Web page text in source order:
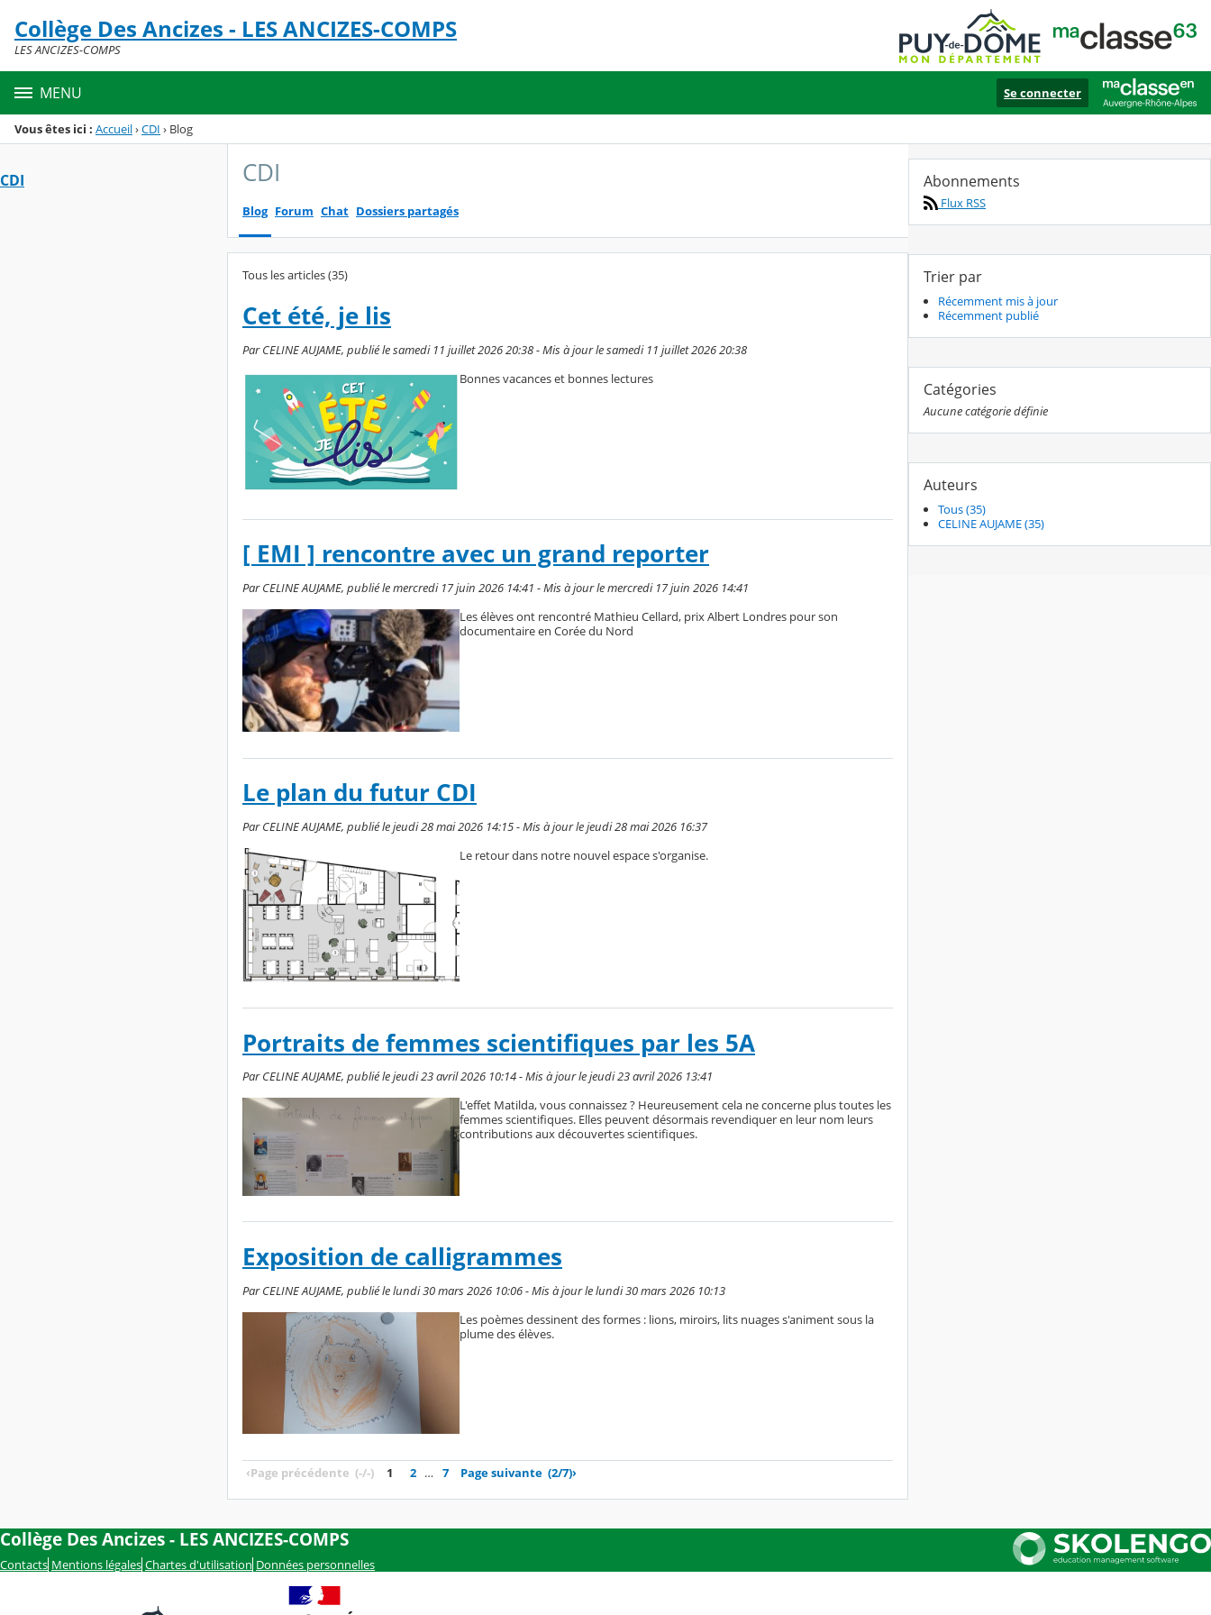
Menu de la rubrique
Contenu
Collège Des Ancizes - LES ANCIZES-COMPS
LES ANCIZES-COMPS
MENU Se connecter
Vous êtes ici : Accueil›CDI › Blog
CDI CDI
Blog Forum Chat Dossiers partagés
Tous les articles (35)
Cet été, je lis
Par CELINE AUJAME, publié le samedi 11 juillet 2026 20:38 - Mis à jour le samedi 11 juillet 2026 20:38
Bonnes vacances et bonnes lectures
[ EMI ] rencontre avec un grand reporter
Par CELINE AUJAME, publié le mercredi 17 juin 2026 14:41 - Mis à jour le mercredi 17 juin 2026 14:41
Les élèves ont rencontré Mathieu Cellard, prix Albert Londres pour son
documentaire en Corée du Nord
Le plan du futur CDI
Par CELINE AUJAME, publié le jeudi 28 mai 2026 14:15 - Mis à jour le jeudi 28 mai 2026 16:37
Le retour dans notre nouvel espace s'organise.
Portraits de femmes scientifiques par les 5A
Par CELINE AUJAME, publié le jeudi 23 avril 2026 10:14 - Mis à jour le jeudi 23 avril 2026 13:41
L'effet Matilda, vous connaissez ? Heureusement cela ne concerne plus toutes les
femmes scientifiques. Elles peuvent désormais revendiquer en leur nom leurs
contributions aux découvertes scientifiques.
Exposition de calligrammes
Par CELINE AUJAME, publié le lundi 30 mars 2026 10:06 - Mis à jour le lundi 30 mars 2026 10:13
Les poèmes dessinent des formes : lions, miroirs, lits nuages s'animent sous la
plume des élèves.
‹Page précédente (-/-) 1 2 … 7 Page suivante (2/7)›
Abonnements
Flux RSS
Trier par
Récemment mis à jour
Récemment publié
Catégories
Aucune catégorie définie
Auteurs
Tous (35)
CELINE AUJAME (35)
Collège Des Ancizes - LES ANCIZES-COMPS
Contacts Mentions légales Chartes d'utilisation Données personnelles